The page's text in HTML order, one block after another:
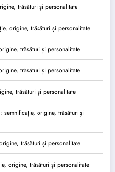
trăsături și personalitate
origine, trăsături și personalitate
trăsături și personalitate
trăsături și personalitate
trăsături și personalitate
semnificație, origine, trăsături și
trăsături și personalitate
origine, trăsături și personalitate